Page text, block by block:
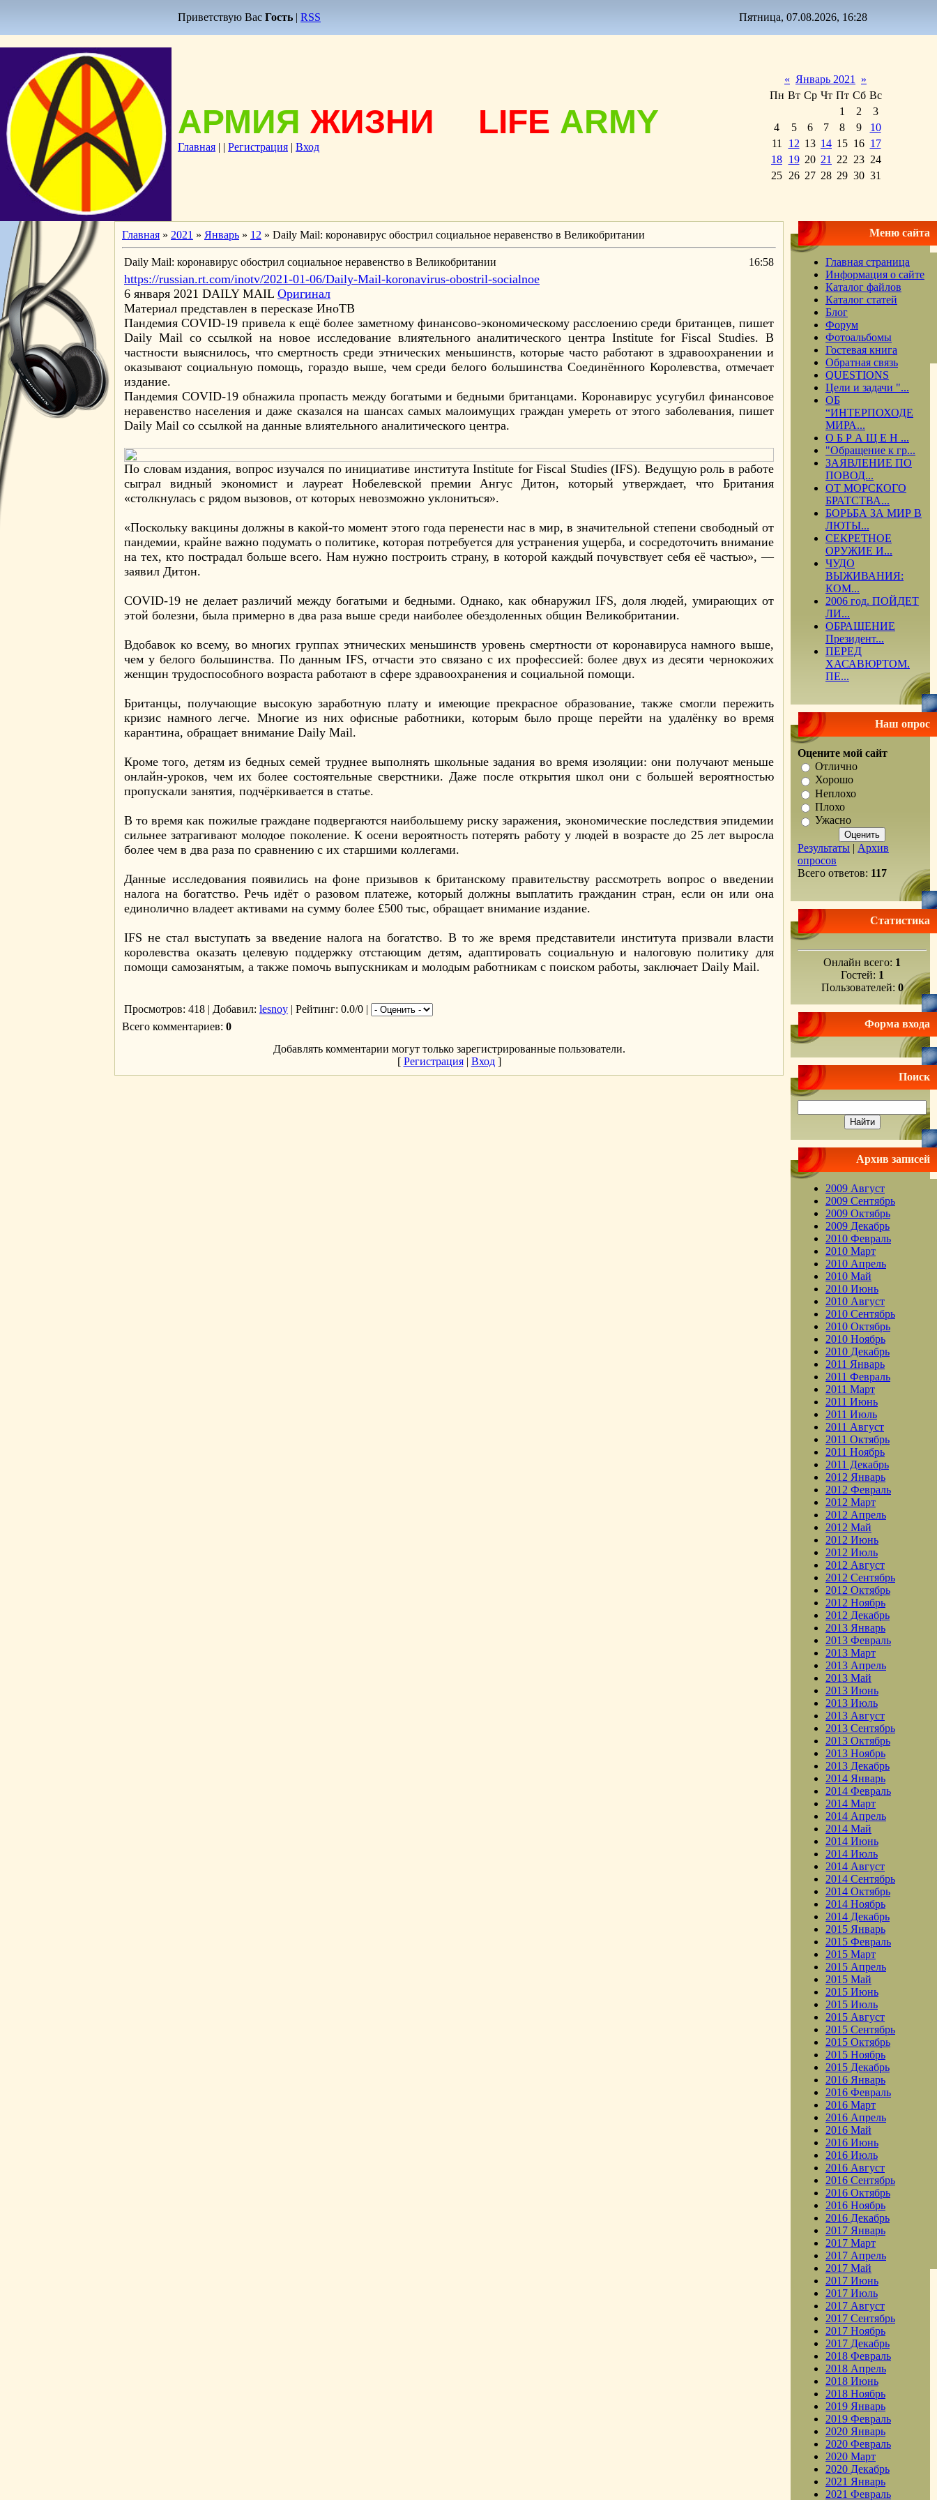
Приветствую Вас Гость | RSS Пятница, 07.08.2026, 16:28
АРМИЯ ЖИЗНИ LIFE ARMY
Главная | | Регистрация | Вход
« Январь 2021
»
Пн Вт Ср Чт Пт Сб Вс
1
2
3
4
5 6 7 8 9
10
11
12 13 14 15 16 17
18 19 20 21 22 23 24
25 26 27 28 29 30 31
Главная » 2021 » Январь » 12 » Daily Mail: коронавирус обострил социальное неравенство в Великобритании
Daily Mail: коронавирус обострил социальное неравенство в Великобритании 16:58
https://russian.rt.com/inotv/2021-01-06/Daily-Mail-koronavirus-obostril-socialnoe
6 января 2021 DAILY MAIL Оригинал
Материал представлен в пересказе ИноТВ
Пандемия COVID-19 привела к ещё более заметному финансово-экономическому расслоению среди британцев, пишет
Daily Mail со ссылкой на новое исследование влиятельного аналитического центра Institute for Fiscal Studies. В
частности выяснилось, что смертность среди этнических меньшинств, которые часто работают в здравоохранении и
оказывают социальную помощь, гораздо выше, чем среди белого большинства Соединённого Королевства, отмечает
издание.
Пандемия COVID-19 обнажила пропасть между богатыми и бедными британцами. Коронавирус усугубил финансовое
неравенство населения и даже сказался на шансах самых малоимущих граждан умереть от этого заболевания, пишет
Daily Mail со ссылкой на данные влиятельного аналитического центра.
По словам издания, вопрос изучался по инициативе института Institute for Fiscal Studies (IFS). Ведущую роль в работе
сыграл видный экономист и лауреат Нобелевской премии Ангус Дитон, который утверждает, что Британия
«столкнулась с рядом вызовов, от которых невозможно уклониться».
«Поскольку вакцины должны в какой-то момент этого года перенести нас в мир, в значительной степени свободный от
пандемии, крайне важно подумать о политике, которая потребуется для устранения ущерба, и сосредоточить внимание
на тех, кто пострадал больше всего. Нам нужно построить страну, в которой каждый почувствует себя её частью», —
заявил Дитон.
COVID-19 не делает различий между богатыми и бедными. Однако, как обнаружил IFS, доля людей, умирающих от
этой болезни, была примерно в два раза выше среди наиболее обездоленных общин Великобритании.
Вдобавок ко всему, во многих группах этнических меньшинств уровень смертности от коронавируса намного выше,
чем у белого большинства. По данным IFS, отчасти это связано с их профессией: более двух из десяти чернокожих
женщин трудоспособного возраста работают в сфере здравоохранения и социальной помощи.
Британцы, получающие высокую заработную плату и имеющие прекрасное образование, также смогли пережить
кризис намного легче. Многие из них офисные работники, которым было проще перейти на удалёнку во время
карантина, обращает внимание Daily Mail.
Кроме того, детям из бедных семей труднее выполнять школьные задания во время изоляции: они получают меньше
онлайн-уроков, чем их более состоятельные сверстники. Даже после открытия школ они с большей вероятностью
пропускали занятия, подчёркивается в статье.
В то время как пожилые граждане подвергаются наибольшему риску заражения, экономические последствия эпидемии
сильнее затрагивают молодое поколение. К осени вероятность потерять работу у людей в возрасте до 25 лет выросла
более чем в два раза по сравнению с их старшими коллегами.
Данные исследования появились на фоне призывов к британскому правительству рассмотреть вопрос о введении
налога на богатство. Речь идёт о разовом платеже, который должны выплатить гражданин стран, если он или она
единолично владеет активами на сумму более £500 тыс, обращает внимание издание.
IFS не стал выступать за введение налога на богатство. В то же время представители института призвали власти
королевства оказать целевую поддержку отстающим детям, адаптировать социальную и налоговую политику для
помощи самозанятым, а также помочь выпускникам и молодым работникам с поиском работы, заключает Daily Mail.
Просмотров: 418 | Добавил: lesnoy | Рейтинг: 0.0/0 |
Всего комментариев: 0
Добавлять комментарии могут только зарегистрированные пользователи.
[ Регистрация| Вход]
Меню сайта
Главная страница
Информация о сайте
Каталог файлов
Каталог статей
Блог
Форум
Фотоальбомы
Гостевая книга
Обратная связь
QUESTIONS
Цели и задачи "...
ОБ
“ИНТЕРПОХОДЕ
МИРА...
О Б Р А Щ Е Н ...
"Обращение к гр...
ЗАЯВЛЕНИЕ ПО
ПОВОД...
ОТ МОРСКОГО
БРАТСТВА...
БОРЬБА ЗА МИР В
ЛЮТЫ...
СЕКРЕТНОЕ
ОРУЖИЕ И...
ЧУДО
ВЫЖИВАНИЯ:
КОМ...
2006 год. ПОЙДЕТ
ЛИ...
ОБРАЩЕНИЕ
Президент...
ПЕРЕД
ХАСАВЮРТОМ.
ПЕ...
Наш опрос
Оцените мой сайт
Отлично
Хорошо
Неплохо
Плохо
Ужасно
Результаты | Архив
опросов
Всего ответов: 117
Статистика
Онлайн всего: 1
Гостей: 1
Пользователей: 0
Форма входа
Поиск
Архив записей
2009 Август
2009 Сентябрь
2009 Октябрь
2009 Декабрь
2010 Февраль
2010 Март
2010 Апрель
2010 Май
2010 Июнь
2010 Август
2010 Сентябрь
2010 Октябрь
2010 Ноябрь
2010 Декабрь
2011 Январь
2011 Февраль
2011 Март
2011 Июнь
2011 Июль
2011 Август
2011 Октябрь
2011 Ноябрь
2011 Декабрь
2012 Январь
2012 Февраль
2012 Март
2012 Апрель
2012 Май
2012 Июнь
2012 Июль
2012 Август
2012 Сентябрь
2012 Октябрь
2012 Ноябрь
2012 Декабрь
2013 Январь
2013 Февраль
2013 Март
2013 Апрель
2013 Май
2013 Июнь
2013 Июль
2013 Август
2013 Сентябрь
2013 Октябрь
2013 Ноябрь
2013 Декабрь
2014 Январь
2014 Февраль
2014 Март
2014 Апрель
2014 Май
2014 Июнь
2014 Июль
2014 Август
2014 Сентябрь
2014 Октябрь
2014 Ноябрь
2014 Декабрь
2015 Январь
2015 Февраль
2015 Март
2015 Апрель
2015 Май
2015 Июнь
2015 Июль
2015 Август
2015 Сентябрь
2015 Октябрь
2015 Ноябрь
2015 Декабрь
2016 Январь
2016 Февраль
2016 Март
2016 Апрель
2016 Май
2016 Июнь
2016 Июль
2016 Август
2016 Сентябрь
2016 Октябрь
2016 Ноябрь
2016 Декабрь
2017 Январь
2017 Март
2017 Апрель
2017 Май
2017 Июнь
2017 Июль
2017 Август
2017 Сентябрь
2017 Ноябрь
2017 Декабрь
2018 Февраль
2018 Апрель
2018 Июнь
2018 Ноябрь
2019 Январь
2019 Февраль
2020 Январь
2020 Февраль
2020 Март
2020 Декабрь
2021 Январь
2021 Февраль